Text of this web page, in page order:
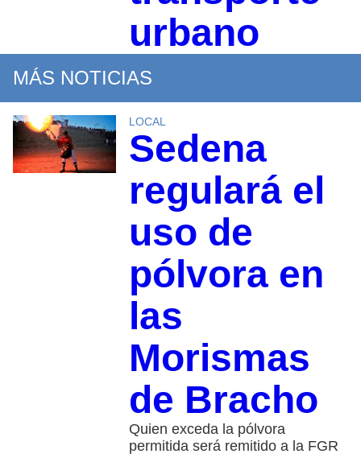
urbano
MÁS NOTICIAS
LOCAL
Sedena
regulará el
uso de
pólvora en
las
Morismas
de Bracho
Quien exceda la pólvora
permitida será remitido a la FGR